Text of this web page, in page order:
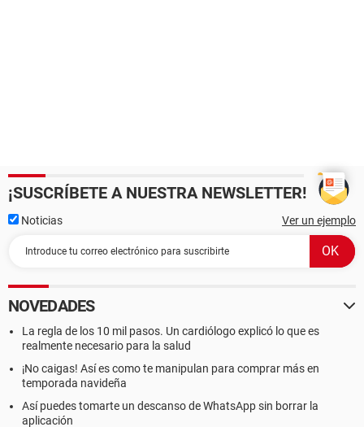
¡SUSCRÍBETE A NUESTRA NEWSLETTER!
Noticias Ver un ejemplo
NOVEDADES
La regla de los 10 mil pasos. Un cardiólogo explicó lo que es
realmente necesario para la salud
¡No caigas! Así es como te manipulan para comprar más en
temporada navideña
Así puedes tomarte un descanso de WhatsApp sin borrar la
aplicación